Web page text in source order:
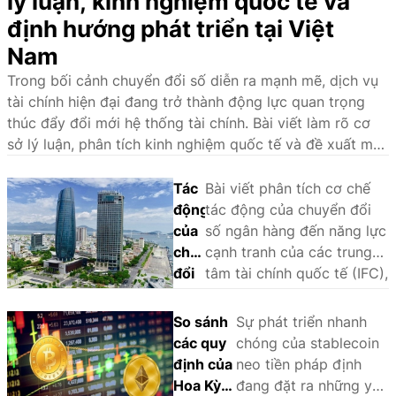
định hướng phát triển tại Việt
Nam
Trong bối cảnh chuyển đổi số diễn ra mạnh mẽ, dịch vụ
tài chính hiện đại đang trở thành động lực quan trọng
thúc đẩy đổi mới hệ thống tài chính. Bài viết làm rõ cơ
sở lý luận, phân tích kinh nghiệm quốc tế và đề xuất một
chính hiện đại tại Việt Nam.
Tác
động
của
chuyển
đổi
ngân
hàng
đến
năng
Bài viết phân tích cơ chế
tác động của chuyển đổi
số ngân hàng đến năng lực
cạnh tranh của các trung
tâm tài chính quốc tế (IFC),
phân tích so sánh định tính
(QCA) trên một số trường
hợp tại châu Á - Thái Bình
Dương là Singapore, Hồng
So sánh
các quy
định của
Hoa Kỳ
Sự phát triển nhanh
chóng của stablecoin
neo tiền pháp định
đang đặt ra những yêu